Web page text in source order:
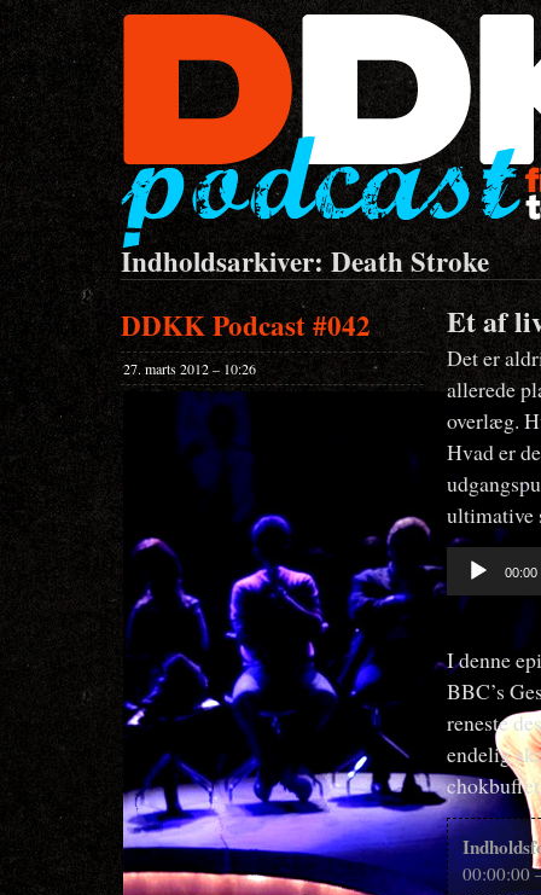
Indholdsarkiver: Death Stroke
DDKK Podcast #042
27. marts 2012 – 10:26
Et af
Det er
allerede
overlæg.
Hvad er
ultimative
Lydafspiller
00:00
I denne
BBC’s
reneste
endelig
00:00:00